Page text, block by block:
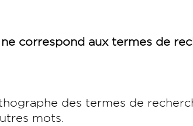
correspond aux termes de
des termes de
mots.